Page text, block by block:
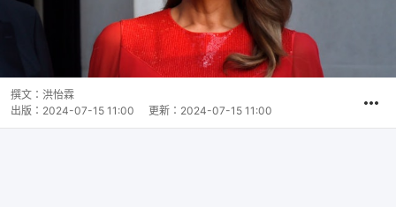
撰文： 洪怡霖
出版： 2024-07-15 11:00 更新： 2024-07-15 11:00